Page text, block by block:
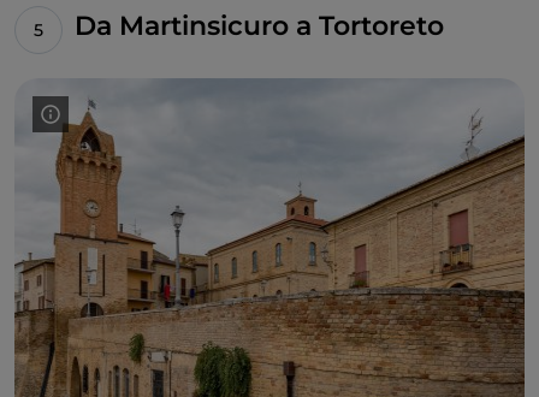
Da Martinsicuro a Tortoreto